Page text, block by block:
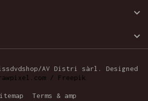


AV Distri sàrl. Designed
/ Freepik
Terms & amp